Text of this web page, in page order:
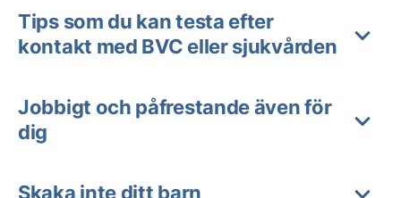
Tips som du kan testa efter
kontakt med BVC eller sjukvården
Jobbigt och påfrestande även för
dig
Skaka inte ditt barn